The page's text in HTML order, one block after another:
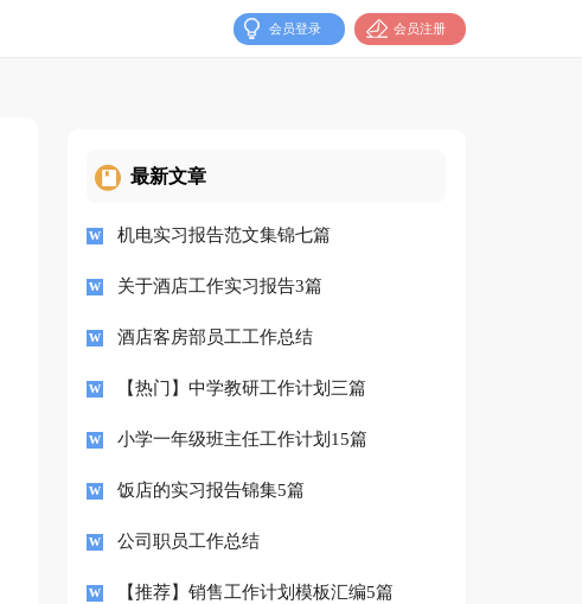
会员登录 会员注册
最新文章
机电实习报告范文集锦七篇
关于酒店工作实习报告3篇
酒店客房部员工工作总结
【热门】中学教研工作计划三篇
小学一年级班主任工作计划15篇
饭店的实习报告锦集5篇
公司职员工作总结
【推荐】销售工作计划模板汇编5篇